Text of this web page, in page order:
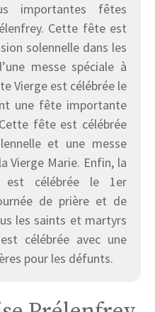
importantes fêtes
Cette fête est
solennelle dans les
messe spéciale à
Vierge est célébrée le
une fête importante
fête est célébrée
et une messe
Vierge Marie. Enfin, la
célébrée le 1er
de prière et de
les saints et martyrs
célébrée avec une
pour les défunts.